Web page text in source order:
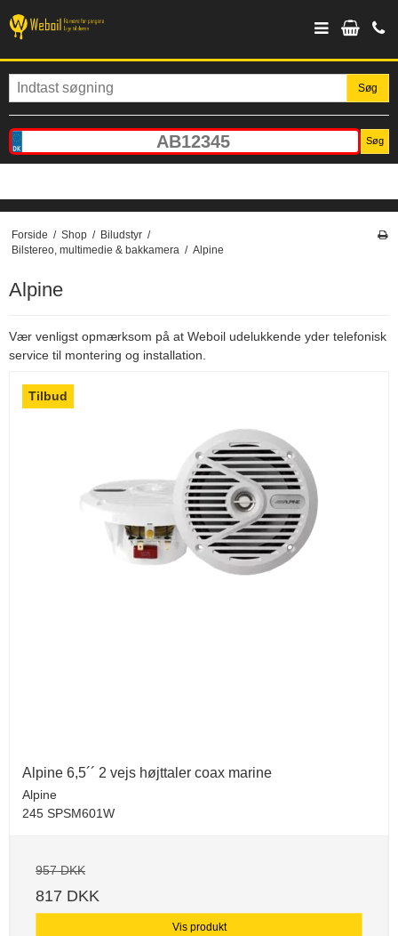
Søg
Søg
Forside / Shop / Biludstyr /
Bilstereo, multimedie & bakkamera / Alpine
Alpine
Vær venligst opmærksom på at Weboil udelukkende yder telefonisk
service til montering og installation.
Tilbud
Alpine 6,5´´ 2 vejs højttaler coax marine
Alpine
245 SPSM601W
957 DKK
817 DKK
Vis produkt